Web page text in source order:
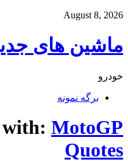
August 8, 2026
ماشین های
خودرو
برگه نمونه
with: MotoGP
Quotes